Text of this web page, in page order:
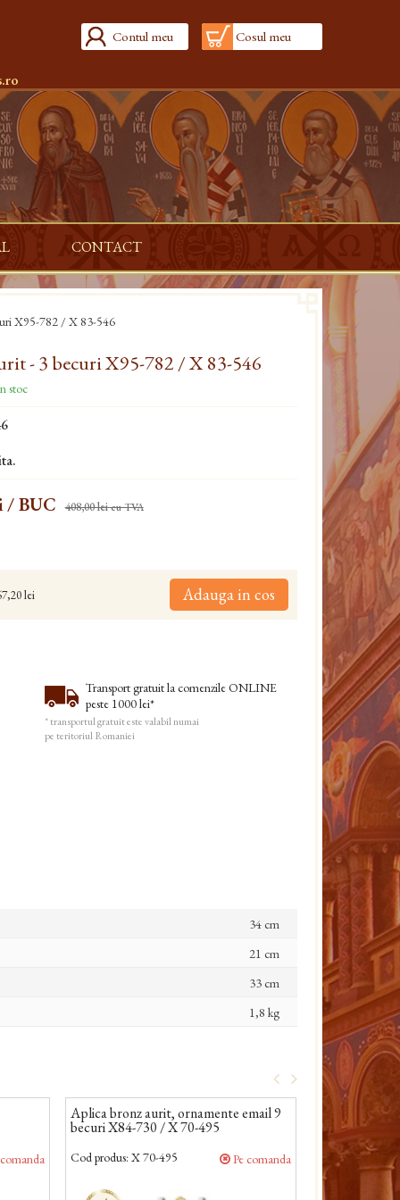
Contul meu Cosul meu
CONTACT
X95-782 / X 83-546
- 3 becuri X95-782 / X 83-546
stoc
/ BUC 408,00 leicu TVA
lei Adauga in cos
Transport gratuit la comenzile ONLINE
peste 1000 lei*
* transportul gratuit este valabil numai
pe teritoriul Romaniei
34 cm
21 cm
33 cm
1,8 kg
Aplica bronz aurit, ornamente email 9
becuri X84-730 / X 70-495
Cod produs: X 70-495 Pe comanda
Aplica bronz
becuri X84-
Cod produs: X